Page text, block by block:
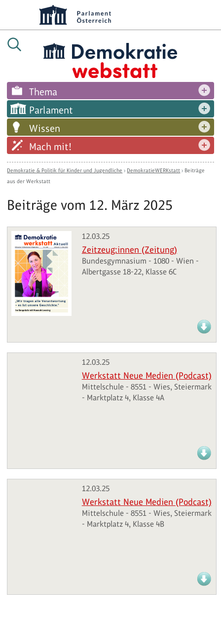
Thema
Parlament
Wissen
Mach mit!
Demokratie & Politik für Kinder und Jugendliche › DemokratieWERKstatt › Beiträge
aus der Werkstatt
Beiträge vom 12. März 2025
12.03.25
Zeitzeug:innen (Zeitung)
Bundesgymnasium - 1080 - Wien -
Albertgasse 18-22, Klasse 6C
12.03.25
Werkstatt Neue Medien (Podcast)
Mittelschule - 8551 - Wies, Steiermark
- Marktplatz 4, Klasse 4A
12.03.25
Werkstatt Neue Medien (Podcast)
Mittelschule - 8551 - Wies, Steiermark
- Marktplatz 4, Klasse 4B